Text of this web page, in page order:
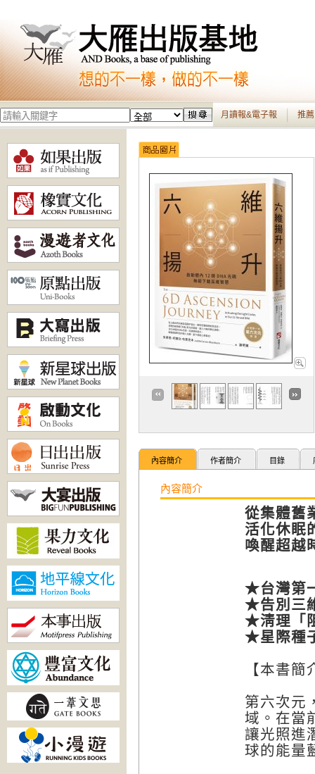
月讀報&電子報 推
內容簡介 作者簡介 目錄
內容簡介
從集體舊
活化休眠
喚醒超越
★台灣第
★告別三
★淸理「
★星際種
【本書簡
第六次元
域。在當
讓光照進
球的能量